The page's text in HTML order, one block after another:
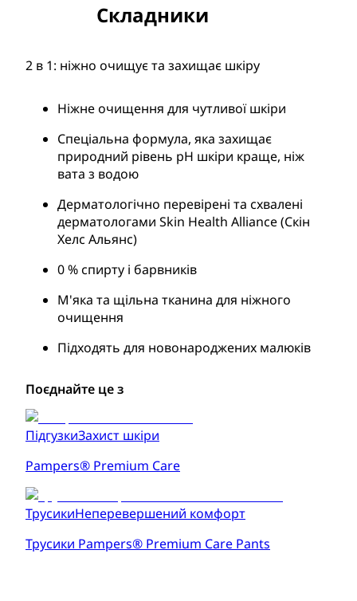
Складники
2 в 1: ніжно очищує та захищає шкіру
Ніжне очищення для чутливої шкіри
Спеціальна формула, яка захищає
природний рівень pH шкіри краще, ніж
вата з водою
Дерматологічно перевірені та схвалені
дерматологами Skin Health Alliance (Скін
Хелс Альянс)
0 % спирту і барвників
М'яка та щільна тканина для ніжного
очищення
Підходять для новонароджених малюків
Поєднайте це з
ПідгузкиЗахист шкіри
Pampers® Premium Care
ТрусикиНеперевершений комфорт
Трусики Pampers® Premium Care Pants